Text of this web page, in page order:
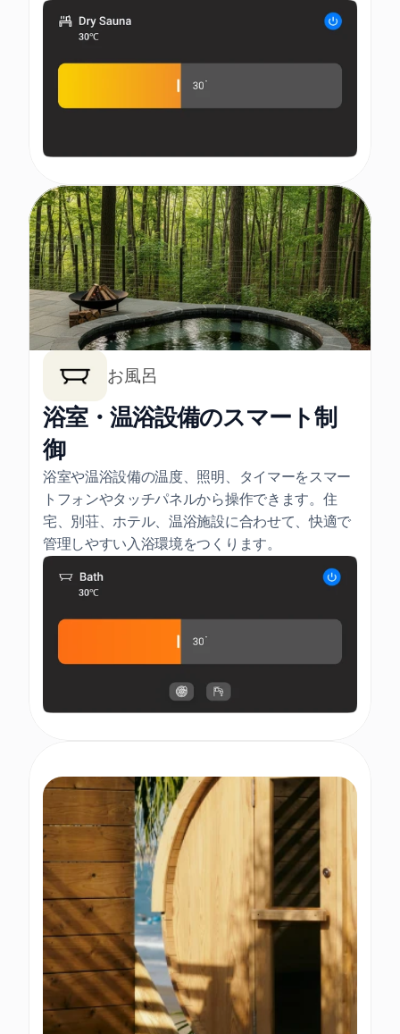
お風呂
浴室・温浴設備のスマート制
御
浴室や温浴設備の温度、照明、タイマーをスマー
トフォンやタッチパネルから操作できます。住
宅、別荘、ホテル、温浴施設に合わせて、快適で
管理しやすい入浴環境をつくります。